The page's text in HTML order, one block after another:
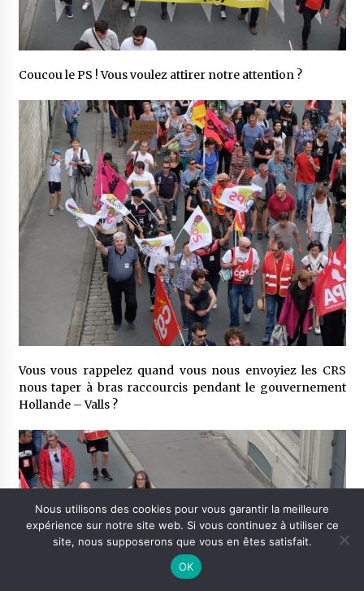
Coucou le PS ! Vous voulez attirer notre attention ?
Vous vous rappelez quand vous nous envoyiez les CRS
nous taper à bras raccourcis pendant le gouvernement
Hollande – Valls ?
Nous utilisons des cookies pour vous garantir la meilleure
expérience sur notre site web. Si vous continuez à utiliser ce
site, nous supposerons que vous en êtes satisfait.
OK